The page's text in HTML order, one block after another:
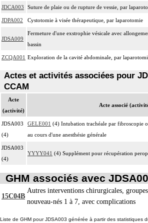
JDCA003 Suture de plaie ou de rupture de vessie, par
JDPA002 Cystotomie à visée thérapeutique, par laparotomie
JDSA009
Fermeture d'une exstrophie vésicale avec
bassin
ZCQA001 Exploration de la cavité abdominale, par
Actes et activités associées pour
CCAM
Acte
(activité)
Acte associé
JDSA003
(4)
GELE001 (4) Intubation trachéale par fibroscopie
au cours d'une anesthésie générale
JDSA003
(4)
YYYY041 (4) Supplément pour récupération
GHM associés avec
15C04B
Autres interventions chirurgicales, groupes
nouveau-nés 1 à 7, avec complications
Liste de GHM pour JDSA003 générée à partir des statistiques